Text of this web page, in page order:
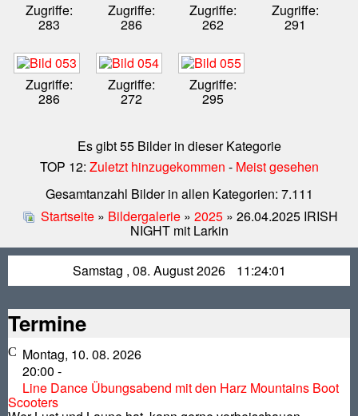
Zugriffe:
283
Zugriffe:
286
Zugriffe:
262
Zugriffe:
291
Zugriffe:
286
Zugriffe:
272
Zugriffe:
295
Es gibt 55 Bilder in dieser Kategorie
TOP 12: Zuletzt hinzugekommen - Meist gesehen
Gesamtanzahl Bilder in allen Kategorien: 7.111
Startseite » Bildergalerie » 2025 » 26.04.2025 IRISH
NIGHT mit Larkin
Samstag , 08. August 2026 11:24:01
Termine
Montag, 10. 08. 2026
20:00 -
Line Dance Übungsabend mit den Harz Mountains Boot
Scooters